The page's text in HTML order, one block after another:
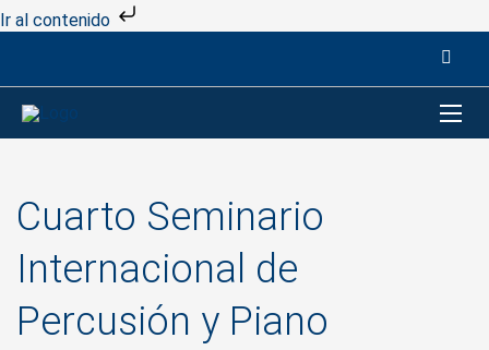
Ir al contenido
Cuarto Seminario
Internacional de
Percusión y Piano